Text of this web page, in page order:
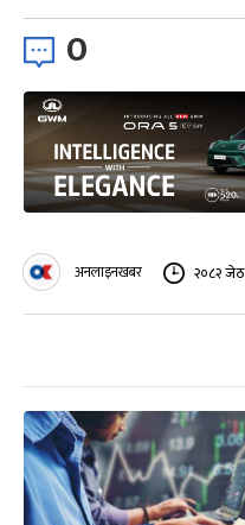
0
अनलाइनखबर २०८२